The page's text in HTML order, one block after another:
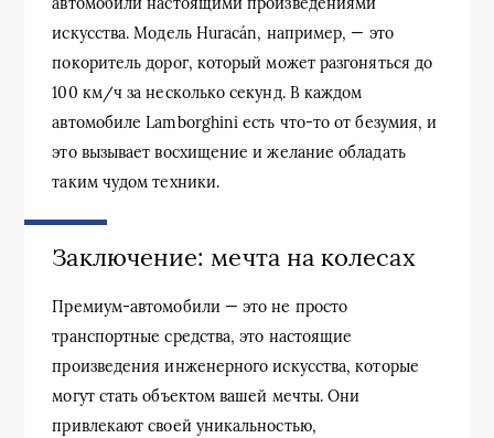
искусства. Модель Huracán, например, — это
покоритель дорог, который может разгоняться до
100 км/ч за несколько секунд. В каждом
автомобиле Lamborghini есть что-то от безумия, и
это вызывает восхищение и желание обладать
таким чудом техники.
Заключение: мечта на колесах
Премиум-автомобили — это не просто
транспортные средства, это настоящие
произведения инженерного искусства, которые
могут стать объектом вашей мечты. Они
привлекают своей уникальностью,